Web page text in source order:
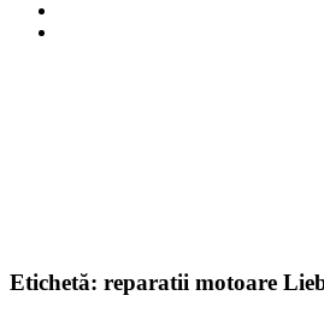
Etichetă: reparatii motoare